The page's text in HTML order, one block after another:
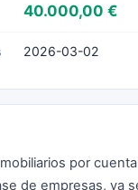
40.000,00 €
2026-03-02
por
de empresas, ya